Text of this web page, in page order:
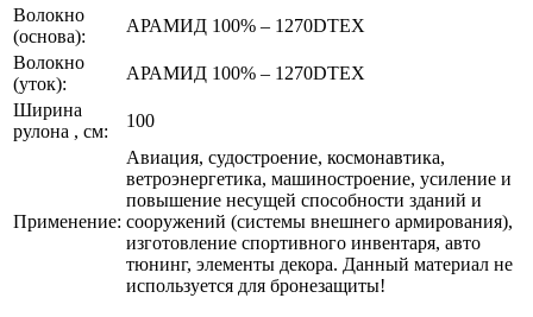
Волокно
(основа):
АРАМИД 100% – 1270DTEX
Волокно
(уток):
АРАМИД 100% – 1270DTEX
Ширина
рулона , см:
100
Применение:
Авиация, судостроение, космонавтика,
ветроэнергетика, машиностроение, усиление и
повышение несущей способности зданий и
сооружений (системы внешнего армирования),
изготовление спортивного инвентаря, авто
тюнинг, элементы декора. Данный материал не
используется для бронезащиты!